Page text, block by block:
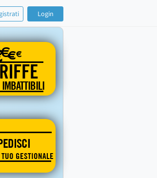
Login
€€€
IMBATTIBILI
GESTIONALE